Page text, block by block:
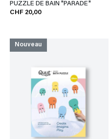
PUZZLE DE BAIN "PARADE"
CHF 20,00
Nouveau